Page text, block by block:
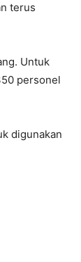
terus
Untuk
personel
digunakan